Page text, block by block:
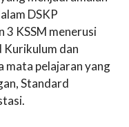
DSKP
3 KSSM menerusi
Kurikulum dan
mata pelajaran yang
Standard